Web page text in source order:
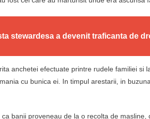
stewardesa a devenit traficanta de
anchetei efectuate printre rudele familiei si
cu bunica ei. In timpul arestarii, in
banii proveneau de la o recolta de